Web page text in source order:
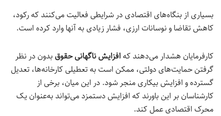
بسیاری از بنگاه‌های اقتصادی در شرایطی فعالیت می‌کنند که رکود،
کاهش تقاضا و نوسانات ارزی، فشار زیادی به آنها وارد کرده است.
کارفرمایان هشدار می‌دهند کهافزایش ناگهانی حقوق بدون در نظر
گرفتن حمایت‌های دولتی، ممکن است به تعطیلی کارخانه‌ها، تعدیل
گسترده و افزایش بیکاری منجر شود. در این میان، برخی از
کارشناسان بر این باورند که افزایش دستمزد می‌تواند به‌عنوان یک
محرک اقتصادی عمل کند.